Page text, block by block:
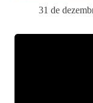
31 de